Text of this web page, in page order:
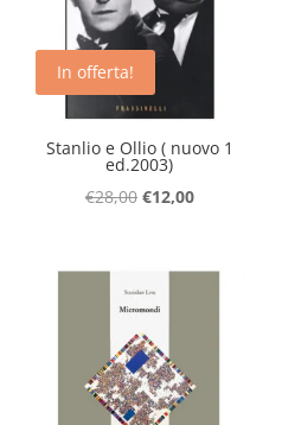
In offerta!
Stanlio e Ollio ( nuovo 1
ed.2003)
€28,00 Il
era:
€28,00.
€12,00Il